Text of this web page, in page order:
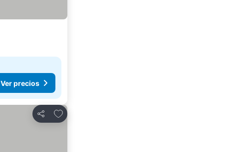
Ver precios
Compartir
Añadir a favoritos